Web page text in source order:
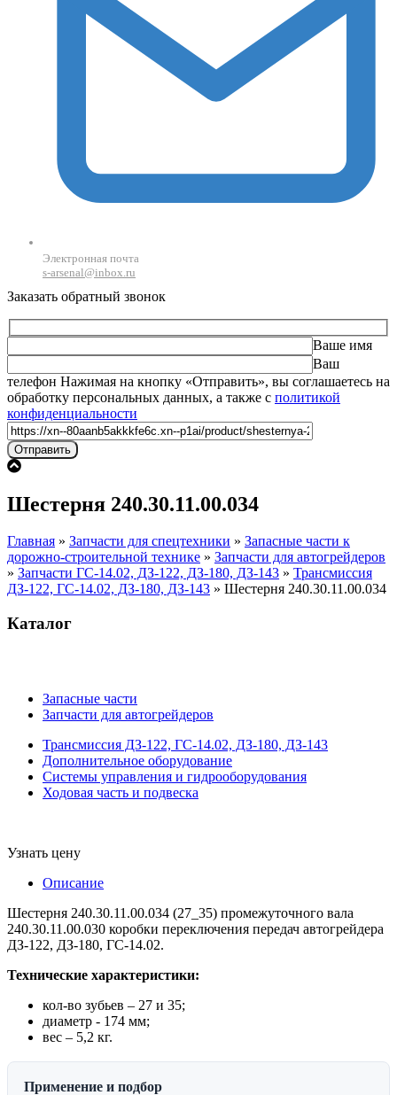
Электронная почта
s-arsenal@inbox.ru
Заказать обратный звонок
Ваше имя
Ваш
телефон Оставьте это поле пустым.
Нажимая на кнопку «Отправить», вы соглашаетесь на
обработку персональных данных, а также с политикой
конфиденциальности
Шестерня 240.30.11.00.034
Главная » Запчасти для спецтехники » Запасные части к
дорожно-строительной технике » Запчасти для автогрейдеров
» Запчасти ГС-14.02, ДЗ-122, ДЗ-180, ДЗ-143 » Трансмиссия
ДЗ-122, ГС-14.02, ДЗ-180, ДЗ-143 » Шестерня 240.30.11.00.034
Каталог
Запасные части
Запчасти для автогрейдеров
Трансмиссия ДЗ-122, ГС-14.02, ДЗ-180, ДЗ-143
Дополнительное оборудование
Системы управления и гидрооборудования
Ходовая часть и подвеска
Узнать цену
Описание
Шестерня 240.30.11.00.034 (27_35) промежуточного вала
240.30.11.00.030 коробки переключения передач автогрейдера
ДЗ-122, ДЗ-180, ГС-14.02.
Технические характеристики:
кол-во зубьев – 27 и 35;
диаметр - 174 мм;
вес – 5,2 кг.
Применение и подбор